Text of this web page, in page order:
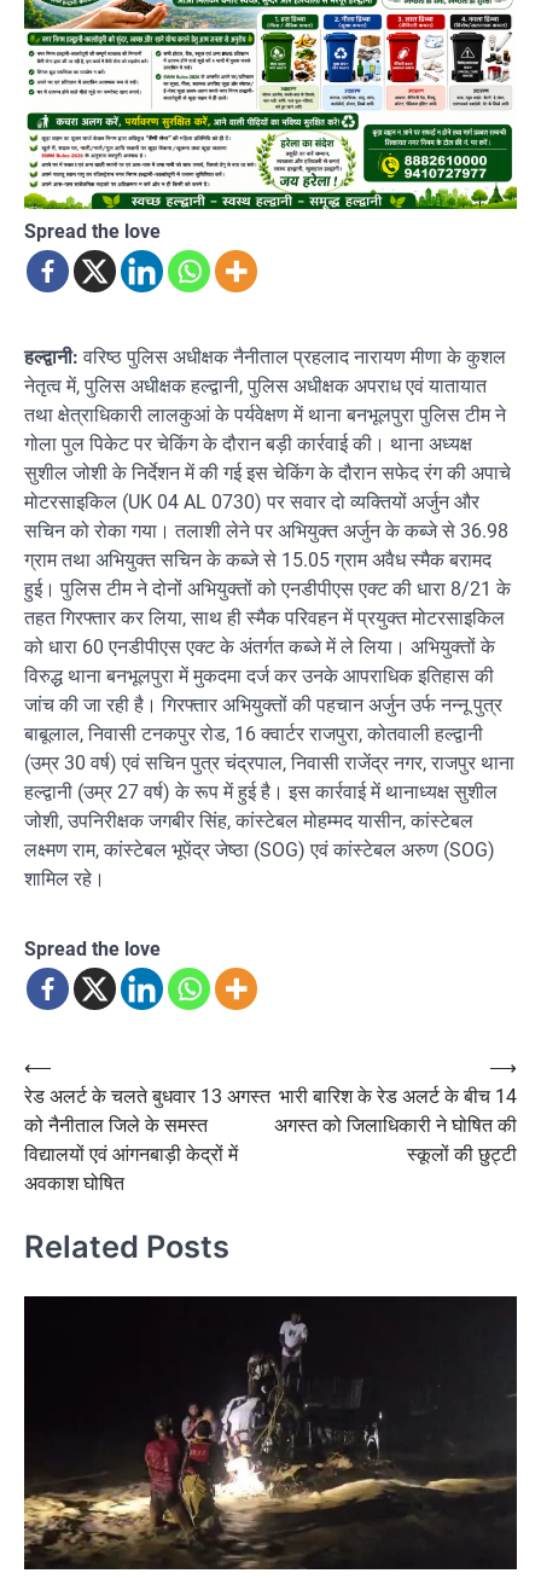
Spread the love
हल्द्वानी: वरिष्ठ पुलिस अधीक्षक नैनीताल प्रहलाद नारायण मीणा के कुशल
नेतृत्व में, पुलिस अधीक्षक हल्द्वानी, पुलिस अधीक्षक अपराध एवं यातायात
तथा क्षेत्राधिकारी लालकुआं के पर्यवेक्षण में थाना बनभूलपुरा पुलिस टीम ने
गोला पुल पिकेट पर चेकिंग के दौरान बड़ी कार्रवाई की। थाना अध्यक्ष
सुशील जोशी के निर्देशन में की गई इस चेकिंग के दौरान सफेद रंग की अपाचे
मोटरसाइकिल (UK 04 AL 0730) पर सवार दो व्यक्तियों अर्जुन और
सचिन को रोका गया। तलाशी लेने पर अभियुक्त अर्जुन के कब्जे से 36.98
ग्राम तथा अभियुक्त सचिन के कब्जे से 15.05 ग्राम अवैध स्मैक बरामद
हुई। पुलिस टीम ने दोनों अभियुक्तों को एनडीपीएस एक्ट की धारा 8/21 के
तहत गिरफ्तार कर लिया, साथ ही स्मैक परिवहन में प्रयुक्त मोटरसाइकिल
को धारा 60 एनडीपीएस एक्ट के अंतर्गत कब्जे में ले लिया। अभियुक्तों के
विरुद्ध थाना बनभूलपुरा में मुकदमा दर्ज कर उनके आपराधिक इतिहास की
जांच की जा रही है। गिरफ्तार अभियुक्तों की पहचान अर्जुन उर्फ नन्नू पुत्र
बाबूलाल, निवासी टनकपुर रोड, 16 क्वार्टर राजपुरा, कोतवाली हल्द्वानी
(उम्र 30 वर्ष) एवं सचिन पुत्र चंद्रपाल, निवासी राजेंद्र नगर, राजपुर थाना
हल्द्वानी (उम्र 27 वर्ष) के रूप में हुई है। इस कार्रवाई में थानाध्यक्ष सुशील
जोशी, उपनिरीक्षक जगबीर सिंह, कांस्टेबल मोहम्मद यासीन, कांस्टेबल
लक्ष्मण राम, कांस्टेबल भूपेंद्र जेष्ठा (SOG) एवं कांस्टेबल अरुण (SOG)
शामिल रहे।
Spread the love
Post
navigation
⟵
रेड अलर्ट के चलते बुधवार 13 अगस्त
को नैनीताल जिले के समस्त
विद्यालयों एवं आंगनबाड़ी केद्रों में
अवकाश घोषित
भारी बारिश के रेड अलर्ट के बीच 14
अगस्त को जिलाधिकारी ने घोषित की
स्कूलों की छुट्टी
⟶
Related Posts